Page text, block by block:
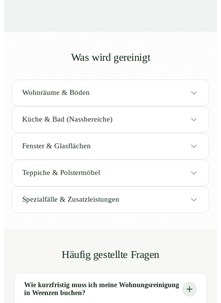
Was wird gereinigt
Wohnräume & Böden
Küche & Bad (Nassbereiche)
Fenster & Glasflächen
Teppiche & Polstermöbel
Spezialfälle & Zusatzleistungen
Häufig gestellte Fragen
Wie kurzfristig muss ich meine Wohnungsreinigung
in Weenzen buchen?